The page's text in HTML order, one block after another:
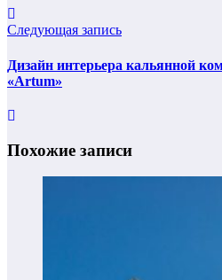
Следующая запись
Дизайн интерьера кальянной
«Artum»
Похожие записи